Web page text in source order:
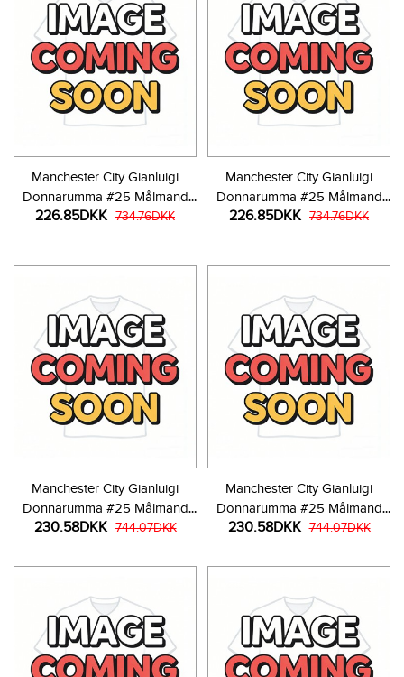
Manchester City Gianluigi
Donnarumma #25 Målmand
Udebanetrøje Børn 2025-26
226.85DKK 734.76DKK
Manchester City Gianluigi
Donnarumma #25 Målmand
Tredjetrøje Børn 2025-26
226.85DKK 734.76DKK
Manchester City Gianluigi
Donnarumma #25 Målmand
Hjemmebanetrøje 2025-26
230.58DKK 744.07DKK
Manchester City Gianluigi
Donnarumma #25 Målmand
Udebanetrøje 2025-26
230.58DKK 744.07DKK